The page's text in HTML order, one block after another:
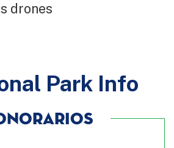
drones
Park Info